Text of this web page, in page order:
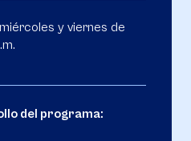
y viernes de
del programa: